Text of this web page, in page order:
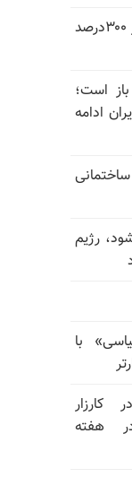
قبض آب و برق خرداد و تیر بیش از ۳۰۰درصد
است؛
ادامه
ساختمانی
رژیم
با
کارزار
هفته